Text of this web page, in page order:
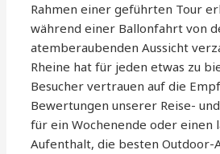
Rahmen einer geführten Tour
während einer Ballonfahrt von
atemberaubenden Aussicht
Rheine hat für jeden etwas zu
Besucher vertrauen auf die
Bewertungen unserer Reise-
für ein Wochenende oder einen
Aufenthalt, die besten Outdoor-